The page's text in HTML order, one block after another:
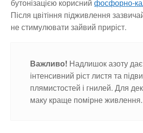
бутонізацією кориснийфосфорно-
Після цвітіння підживлення
не стимулювати зайвий приріст.
Важливо! Надлишок азоту дає
інтенсивний ріст листя та
плямистостей і гнилей. Для
маку краще помірне живлення.